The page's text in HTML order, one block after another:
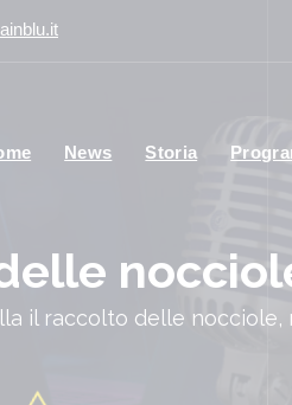
News Storia
il raccolto delle nocciole,